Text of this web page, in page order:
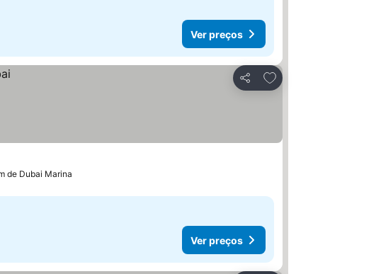
Ver preços
Partilhar
Adicionar aos favoritos
de Dubai Marina
Ver preços